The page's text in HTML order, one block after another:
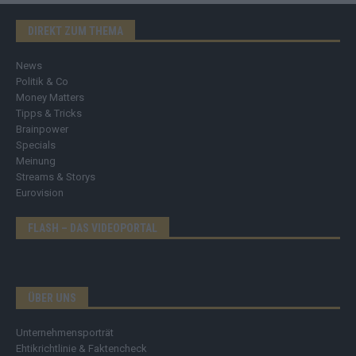
DIREKT ZUM THEMA
News
Politik & Co
Money Matters
Tipps & Tricks
Brainpower
Specials
Meinung
Streams & Storys
Eurovision
FLASH – DAS VIDEOPORTAL
ÜBER UNS
Unternehmensporträt
Ehtikrichtlinie & Faktencheck